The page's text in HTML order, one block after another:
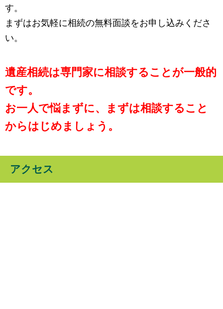
す。
まずはお気軽に相続の無料面談をお申し込みくださ
い。
遺産相続は専門家に相談することが一般的
です。
お一人で悩まずに、まずは相談すること
からはじめましょう。
アクセス